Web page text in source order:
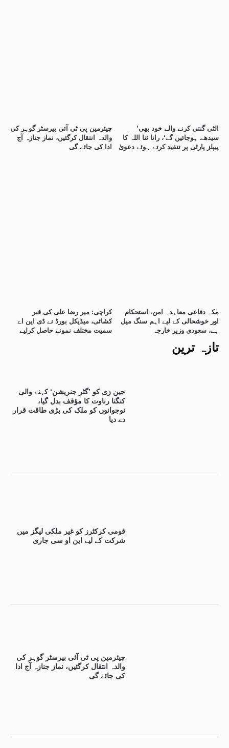
تازہ ترین
جین زی کو ’گٹر جنریشن‘ کہنے والی
کنگنا رناوت کا مؤقف بدل گیا،
نوجوانوں کو ملک کی بڑی طاقت قرار
دے دیا
قومی کرکٹرز کو غیر ملکی لیگز میں
شرکت کے لیے این او سی جاری
چیئرمین پی ٹی آئی بیرسٹر گوہر کی
والدہ انتقال کرگئیں، نماز جنازہ آج ادا
کی جائے گی
چیئرمین پی ٹی آئی بیرسٹر گوہر کی
والدہ انتقال کرگئیں، نماز جنازہ آج
ادا کی جائے گی
’الٹی گنتی کرنے والے خود بھی
سیدھے ہوجائیں گے‘، رانا ثنا اللہ کا
پیپلز پارٹی پر تنقید کرتے ہوئے دعویٰ
کراچی: میر رضا علی کی قبر
کشائی، میڈیکل بورڈ نے ڈی این اے
سمیت مختلف نمونے حاصل کرلیے
مکہ دفاعی معاہدہ امن، استحکام
اور خوشحالی کے لیے اہم سنگ میل
ہے، سعودی وزیر خارجہ